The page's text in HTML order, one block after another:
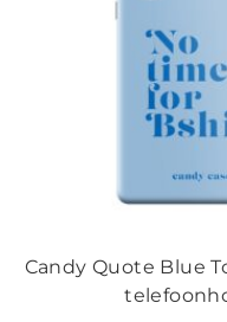
Candy Quote Blue